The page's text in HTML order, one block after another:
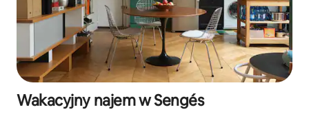
Wakacyjny najem w Sengés